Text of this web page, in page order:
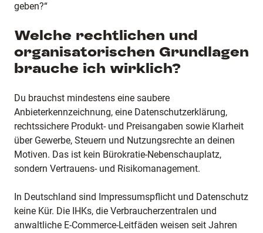
geben?“
Welche rechtlichen und
organisatorischen Grundlagen
brauche ich wirklich?
Du brauchst mindestens eine saubere
Anbieterkennzeichnung, eine Datenschutzerklärung,
rechtssichere Produkt- und Preisangaben sowie Klarheit
über Gewerbe, Steuern und Nutzungsrechte an deinen
Motiven. Das ist kein Bürokratie-Nebenschauplatz,
sondern Vertrauens- und Risikomanagement.
In Deutschland sind Impressumspflicht und Datenschutz
keine Kür. Die IHKs, die Verbraucherzentralen und
anwaltliche E-Commerce-Leitfäden weisen seit Jahren